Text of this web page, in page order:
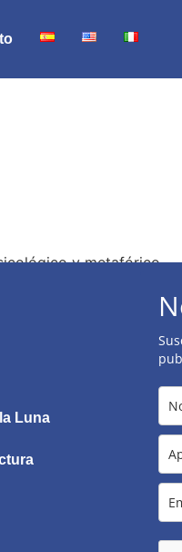
y metafórico.
Luna